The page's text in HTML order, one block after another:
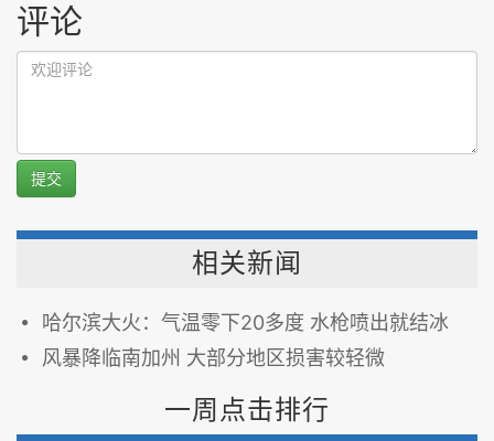
评论
提交
相关新闻
哈尔滨大火：气温零下20多度 水枪喷出就结冰
风暴降临南加州 大部分地区损害较轻微
一周点击排行